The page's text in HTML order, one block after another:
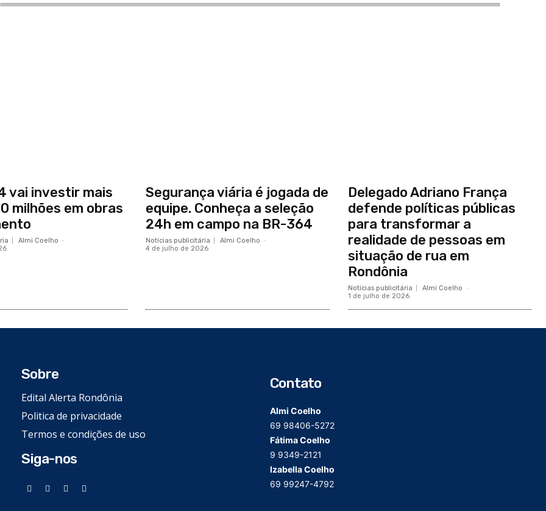
vai investir mais
milhões em obras
Almi Coelho -
Segurança viária é jogada de
equipe. Conheça a seleção
24h em campo na BR-364
Notícias publicitária Almi Coelho -
4 de julho de 2026
Delegado Adriano França
defende políticas públicas
para transformar a
realidade de pessoas em
situação de rua em
Rondônia
Notícias publicitária Almi Coelho -
1 de julho de 2026
Sobre
Edital Alerta Rondônia
Politica de privacidade
Termos e condições de uso
Siga-nos
Contato
Almi Coelho
69 98406-5272
Fátima Coelho
9 9349-2121
Izabella Coelho
69 99247-4792